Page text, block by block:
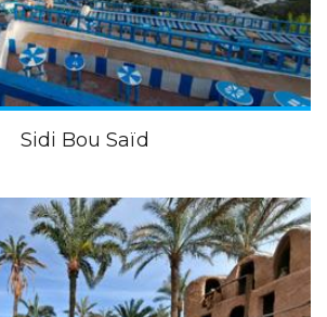
Sidi Bou Saïd